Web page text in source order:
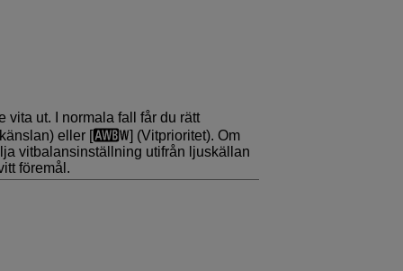
vita ut. I normala fall får du rätt
eller [
] (Vitprioritet). Om
vitbalansinställning utifrån ljuskällan
föremål.